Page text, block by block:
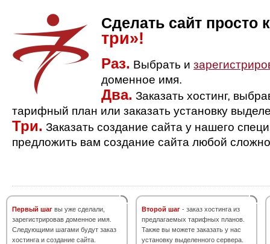
Сделать сайт просто
три»!
Раз. Выбрать и
доменное имя.
Два. Заказать хостинг,
тарифный план или заказать установку
Три. Заказать создание сайта у нашего
предложить вам создание сайта любой
Первый шаг вы уже сделали,
зарегистрировав доменное имя.
Следующими шагами будут заказ
хостинга и создание сайта.
Второй шаг - заказ хостинга из
предлагаемых тарифных планов.
Также вы можете заказать у нас
установку выделенного сервера.